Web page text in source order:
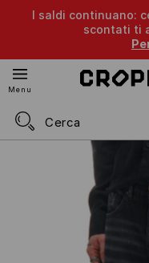
I saldi continuano:
scontati ti
Menu